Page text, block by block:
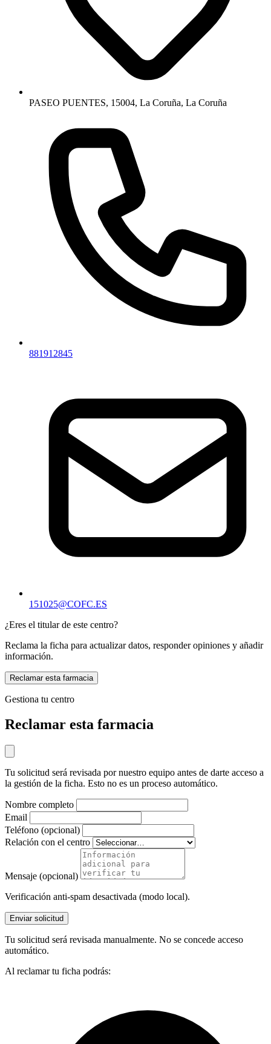
PASEO PUENTES, 15004, La Coruña, La Coruña
881912845
151025@COFC.ES
¿Eres el titular de este centro?
Reclama la ficha para actualizar datos, responder opiniones y añadir
información.
Reclamar esta farmacia
Gestiona tu centro
Reclamar esta farmacia
Tu solicitud será revisada por nuestro equipo antes de darte acceso a
la gestión de la ficha. Esto no es un proceso automático.
Nombre completo
Email
Teléfono (opcional)
Relación con el centro
Mensaje (opcional)
Verificación anti-spam desactivada (modo local).
Enviar solicitud
Tu solicitud será revisada manualmente. No se concede acceso
automático.
Al reclamar tu ficha podrás: